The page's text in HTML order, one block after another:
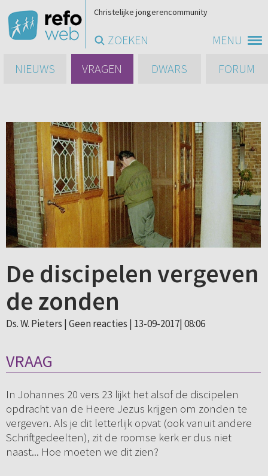
MENU
Christelijke jongerencommunity
ZOEKEN
NIEUWS
VRAGEN DWARS FORUM
De discipelen vergeven
de zonden
Ds. W. Pieters | Geen reacties | 13-09-2017| 08:06
VRAAG
In Johannes 20 vers 23 lijkt het alsof de discipelen
opdracht van de Heere Jezus krijgen om zonden te
vergeven. Als je dit letterlijk opvat (ook vanuit andere
Schriftgedeelten), zit de roomse kerk er dus niet
naast... Hoe moeten we dit zien?